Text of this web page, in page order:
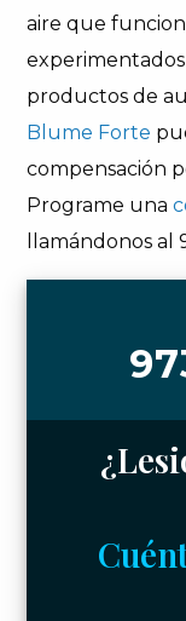
aire que
productos de
Blume Forte
compensación
Programe una
llamándonos al